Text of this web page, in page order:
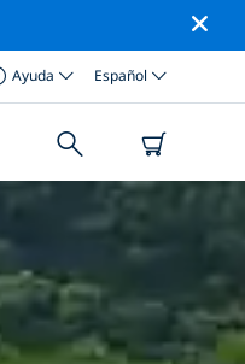
Ayuda Español